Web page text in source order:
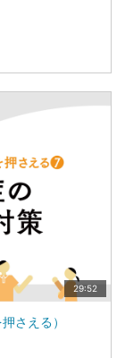
29:52
さえる）